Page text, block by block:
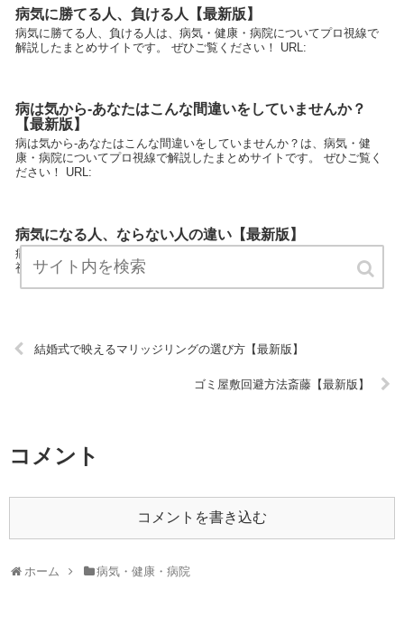
病気に勝てる人、負ける人【最新版】
病気に勝てる人、負ける人は、病気・健康・病院についてプロ視線で
解説したまとめサイトです。 ぜひご覧ください！ URL:
病は気から-あなたはこんな間違いをしていませんか？
【最新版】
病は気から-あなたはこんな間違いをしていませんか？は、病気・健
康・病院についてプロ視線で解説したまとめサイトです。 ぜひご覧く
ださい！ URL:
病気になる人、ならない人の違い【最新版】
病気になる人、ならない人の違いは、病気・健康・病院についてプロ
視線で解説したまとめサイトです。 ぜひご覧ください！ URL:
結婚式で映えるマリッジリングの選び方【最新版】
ゴミ屋敷回避方法斎藤【最新版】
コメント
コメントを書き込む
ホーム 病気・健康・病院